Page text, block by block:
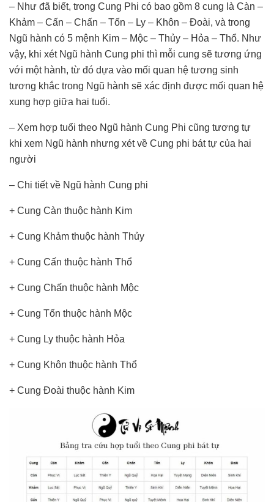
– Như đã biết, trong Cung Phi có bao gồm 8 cung là Càn –
Khảm – Cấn – Chấn – Tốn – Ly – Khôn – Đoài, và trong
Ngũ hành có 5 mệnh Kim – Mộc – Thủy – Hỏa – Thổ. Như
vậy, khi xét Ngũ hành Cung phi thì mỗi cung sẽ tương ứng
với một hành, từ đó dựa vào mối quan hệ tương sinh
tương khắc trong Ngũ hành sẽ xác định được mối quan hệ
xung hợp giữa hai tuổi.
– Xem hợp tuổi theo Ngũ hành Cung Phi cũng tương tự
khi xem Ngũ hành nhưng xét về Cung phi bát tự của hai
người
– Chi tiết về Ngũ hành Cung phi
+ Cung Càn thuộc hành Kim
+ Cung Khảm thuộc hành Thủy
+ Cung Cấn thuộc hành Thổ
+ Cung Chấn thuộc hành Mộc
+ Cung Tốn thuộc hành Mộc
+ Cung Ly thuộc hành Hỏa
+ Cung Khôn thuộc hành Thổ
+ Cung Đoài thuộc hành Kim